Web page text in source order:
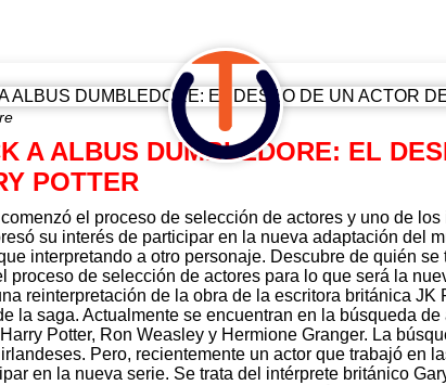
A ALBUS DUMBLEDORE: EL
POTTER
el proceso de selección de actores y uno de
su interés de participar en la nueva adaptación del
interpretando a otro personaje. Descubre de quién se
proceso de selección de actores para lo que será la
reinterpretación de la obra de la escritora británica JK
la saga. Actualmente se encuentran en la búsqueda de
Potter, Ron Weasley y Hermione Granger. La
Pero, recientemente un actor que trabajó en
en la nueva serie. Se trata del intérprete británico